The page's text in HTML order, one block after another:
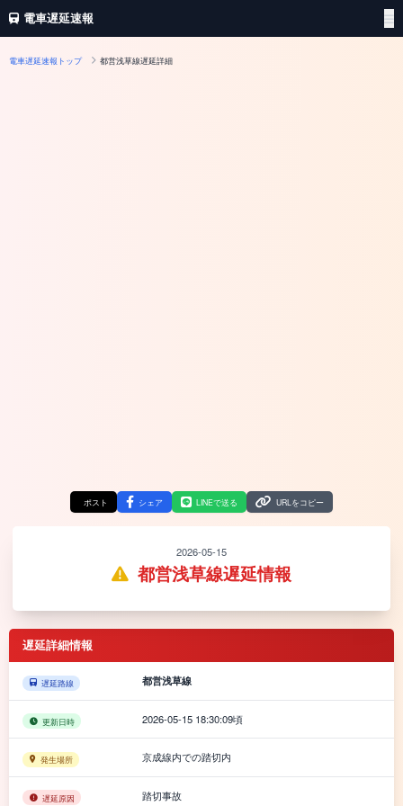
電車遅延速報
電車遅延速報トップ 都営浅草線遅延詳細
ポスト シェア LINEで送る URLをコピー
2026-05-15
都営浅草線遅延情報
遅延詳細情報
遅延路線 都営浅草線
更新日時 2026-05-15 18:30:09頃
発生場所 京成線内での踏切内
遅延原因 踏切事故